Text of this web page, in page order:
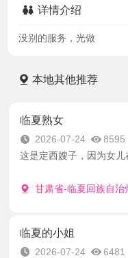
详情介绍
没别的服务，光做
本地其他推荐
临夏熟女
2026-07-24
8595
这是定西嫂子，因为女
甘肃省-临夏回族自治
临夏的小姐
2026-07-24
6481